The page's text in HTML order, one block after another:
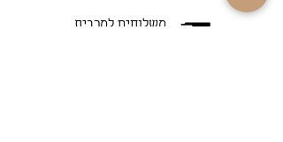
משלוחים למרבית